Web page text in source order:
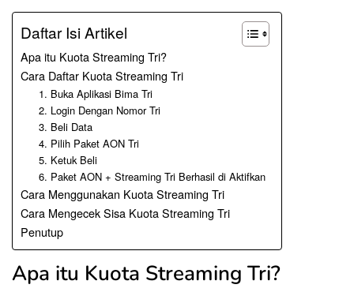
Daftar Isi Artikel
Apa itu Kuota Streaming Tri?
Cara Daftar Kuota Streaming Tri
1. Buka Aplikasi Bima Tri
2. Login Dengan Nomor Tri
3. Beli Data
4. Pilih Paket AON Tri
5. Ketuk Beli
6. Paket AON + Streaming Tri Berhasil di Aktifkan
Cara Menggunakan Kuota Streaming Tri
Cara Mengecek Sisa Kuota Streaming Tri
Penutup
Apa itu Kuota Streaming Tri?